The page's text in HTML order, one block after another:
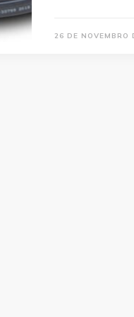
26 DE NOVEMBRO